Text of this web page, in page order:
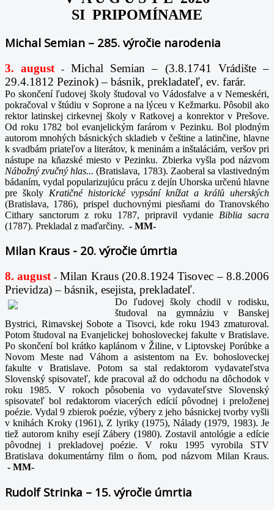
SI PRIPOMÍNAME
Michal Semian – 285. výročie narodenia
3. august -Michal Semian – (3.8.1741 Vrádište –
29.4.1812 Pezinok) – básnik, prekladateľ, ev. farár.
Po skončení ľudovej školy študoval vo Vádosfalve a v Nemeskéri,
pokračoval v štúdiu v Soprone a na lýceu v Kežmarku. Pôsobil ako
rektor latinskej cirkevnej školy v Ratkovej a konrektor v Prešove.
Od roku 1782 bol evanjelickým farárom v Pezinku. Bol plodným
autorom mnohých básnických skladieb v češtine a latinčine, hlavne
k svadbám priateľov a literátov, k meninám a inštaláciám, veršov pri
nástupe na kňazské miesto v Pezinku. Zbierka vyšla pod názvom
Nábožný zvučný hlas...(Bratislava, 1783). Zaoberal sa vlastivedným
bádaním, vydal popularizujúcu prácu z dejín Uhorska určenú hlavne
pre školy Kratičné historické vypsání knížat a králů uherských
(Bratislava, 1786), prispel duchovnými piesňami do Tranovského
Cithary sanctorum z roku 1787, pripravil vydanie Biblia sacra
(1787). Prekladal z maďarčiny. - MM-
Milan Kraus - 20. výročie úmrtia
8. august -Milan Kraus (20.8.1924 Tisovec – 8.8.2006
Prievidza) – básnik, esejista, prekladateľ.
Do ľudovej školy chodil v rodisku,
študoval na gymnáziu v Banskej
Bystrici, Rimavskej Sobote a Tisovci, kde roku 1943 zmaturoval.
Potom študoval na Evanjelickej bohosloveckej fakulte v Bratislave.
Po skončení bol krátko kaplánom v Žiline, v Liptovskej Porúbke a
Novom Meste nad Váhom a asistentom na Ev. bohosloveckej
fakulte v Bratislave. Potom sa stal redaktorom vydavateľstva
Slovenský spisovateľ, kde pracoval až do odchodu na dôchodok v
roku 1985. V rokoch pôsobenia vo vydavateľstve Slovenský
spisovateľ bol redaktorom viacerých edícií pôvodnej i preloženej
poézie. Vydal 9 zbierok poézie, výbery z jeho básnickej tvorby vyšli
v knihách Kroky (1961), Z lyriky (1975), Nálady (1979, 1983). Je
tiež autorom knihy esejí Zábery (1980). Zostavil antológie a edície
pôvodnej i prekladovej poézie. V roku 1995 vyrobila STV
Bratislava dokumentárny film o ňom, pod názvom Milan Kraus.
- MM-
Rudolf Strinka – 15. výročie úmrtia